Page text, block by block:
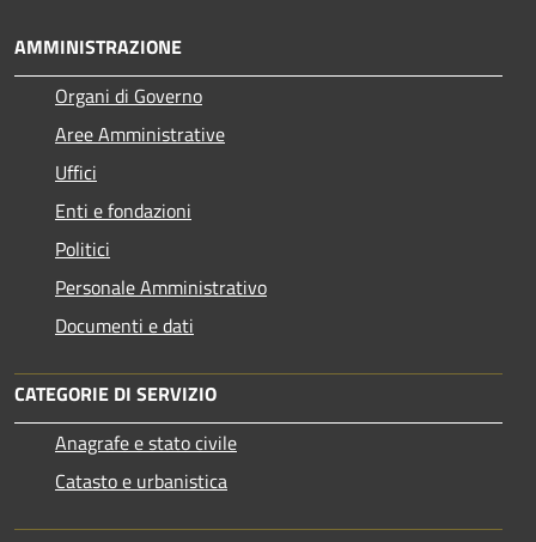
AMMINISTRAZIONE
Organi di Governo
Aree Amministrative
Uffici
Enti e fondazioni
Politici
Personale Amministrativo
Documenti e dati
CATEGORIE DI SERVIZIO
Anagrafe e stato civile
Catasto e urbanistica